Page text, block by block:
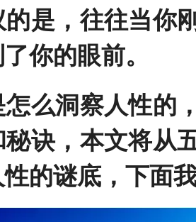
是，往往当你
你的眼前。
么洞察人性的
诀，本文将从
的谜底，下面